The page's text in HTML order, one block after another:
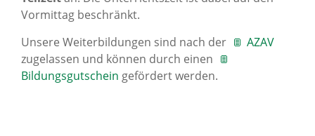
Vormittag beschränkt.
Unsere Weiterbildungen sind nach der
AZAV
zugelassen und können durch einen
Bildungsgutschein gefördert werden.